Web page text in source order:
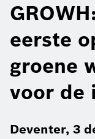
eerste
groene
voor de
Deventer, 3